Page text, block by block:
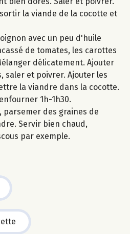
la viande de la cocotte et
avec un peu d'huile
de tomates, les carottes
délicatement. Ajouter
saler et poivrer. Ajouter les
la viandre dans la cocotte.
1h-1h30.
parsemer des graines de
Servir bien chaud,
par exemple.